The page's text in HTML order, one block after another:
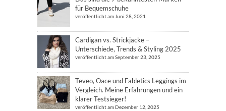
für Bequemschuhe
veröffentlicht am Juni 28, 2021
Cardigan vs. Strickjacke –
Unterschiede, Trends & Styling 2025
veröffentlicht am September 23, 2025
Teveo, Oace und Fabletics Leggings im
Vergleich. Meine Erfahrungen und ein
klarer Testsieger!
veröffentlicht am Dezember 12, 2025